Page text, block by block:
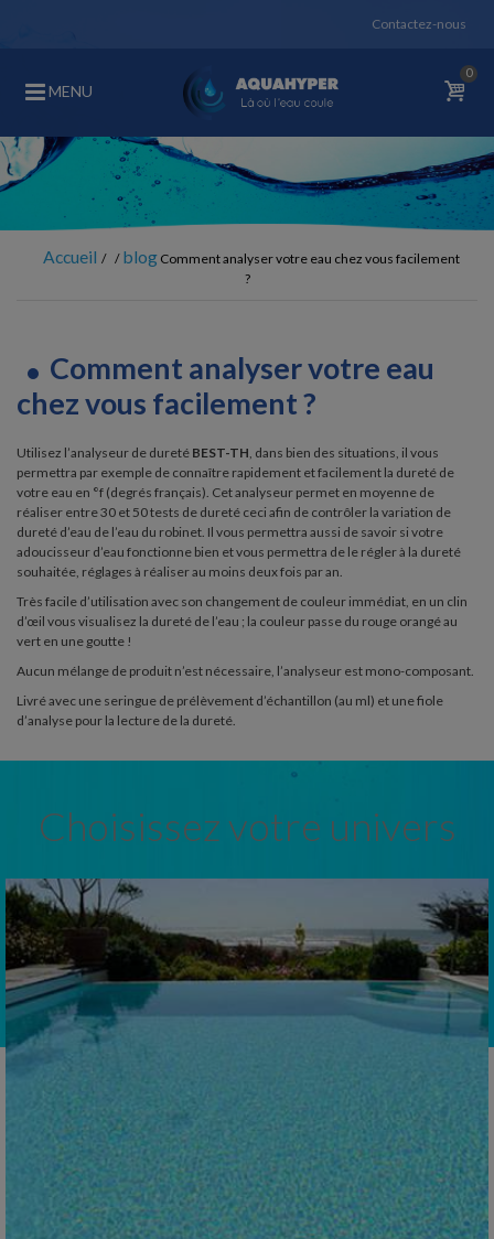
Contactez-nous
MENU
0
Accueil blog Comment analyser votre eau chez vous facilement
?
Comment analyser votre eau
chez vous facilement ?
Utilisez l’analyseur de dureté BEST-TH, dans bien des situations, il vous
permettra par exemple de connaître rapidement et facilement la dureté de
votre eau en °f (degrés français). Cet analyseur permet en moyenne de
réaliser entre 30 et 50 tests de dureté ceci afin de contrôler la variation de
dureté d’eau de l’eau du robinet. Il vous permettra aussi de savoir si votre
adoucisseur d’eau fonctionne bien et vous permettra de le régler à la dureté
souhaitée, réglages à réaliser au moins deux fois par an.
Très facile d’utilisation avec son changement de couleur immédiat, en un clin
d’œil vous visualisez la dureté de l’eau ; la couleur passe du rouge orangé au
vert en une goutte !
Aucun mélange de produit n’est nécessaire, l’analyseur est mono-composant.
Livré avec une seringue de prélèvement d’échantillon (au ml) et une fiole
d’analyse pour la lecture de la dureté.
Choisissez votre univers